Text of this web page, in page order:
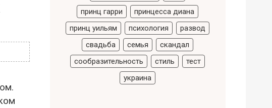
принц гарри
принцесса диана
принц уильям
психология
развод
свадьба
семья
скандал
сообразительность
стиль
тест
украина